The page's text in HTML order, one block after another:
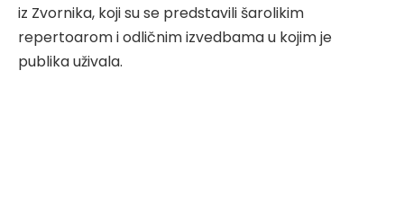
iz Zvornika, koji su se predstavili šarolikim
repertoarom i odličnim izvedbama u kojim je
publika uživala.